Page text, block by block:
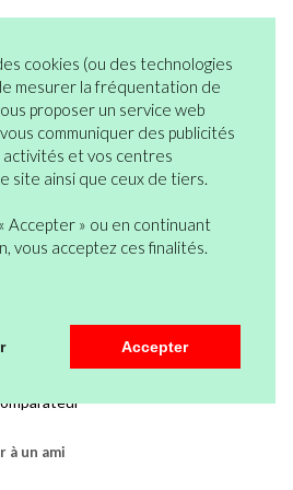
cookies (ou des technologies
mesurer la fréquentation de
proposer un service web
communiquer des publicités
activités et vos centres
site ainsi que ceux de tiers.
Accepter » ou en continuant
vous acceptez ces finalités.
Accepter
n’êtes pas encore en compte ?
0 articles
Mon Panier
ET SERVICES GENERAUX
à un ami